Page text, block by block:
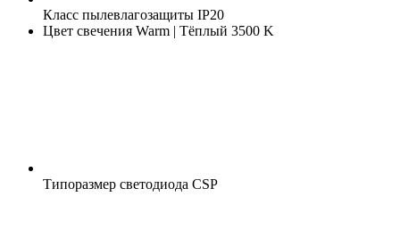
Класс пылевлагозащиты IP20
Цвет свечения Warm | Тёплый 3500 K
Типоразмер светодиода CSP